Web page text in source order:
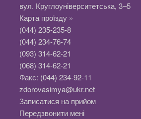
вул. Круглоуніверситетська, 3–5
Карта проїзду »
(044) 235-235-8
(044) 234-76-74
(093) 314-62-21
(068) 314-62-21
Факс: (044) 234-92-11
zdorovasimya@ukr.net
Записатися на прийом
Передзвонити мені